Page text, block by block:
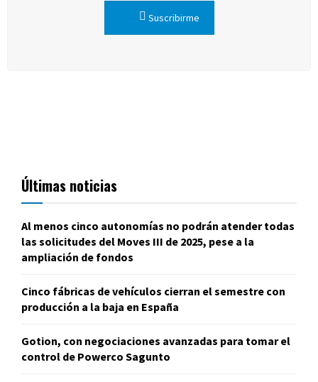
Suscribirme
Últimas noticias
Al menos cinco autonomías no podrán atender todas
las solicitudes del Moves III de 2025, pese a la
ampliación de fondos
Cinco fábricas de vehículos cierran el semestre con
producción a la baja en España
Gotion, con negociaciones avanzadas para tomar el
control de Powerco Sagunto